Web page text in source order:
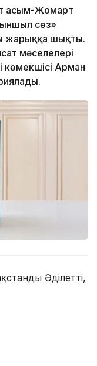
Қасым-Жомарт
сөз»
жарыққа шықты.
мәселелері
көмекшісі Арман
Әділетті,